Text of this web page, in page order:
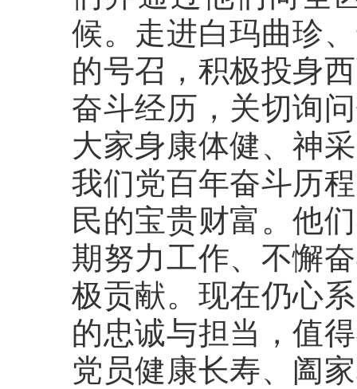
候。走进白玛曲珍
的号召，积极投身
奋斗经历，关切询
大家身康体健、神
我们党百年奋斗历
民的宝贵财富。他
期努力工作、不懈
极贡献。现在仍心
的忠诚与担当，值
党员健康长寿、阖